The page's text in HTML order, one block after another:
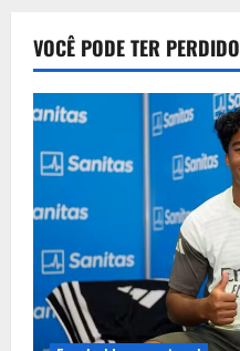
VOCÊ PODE TER PERDIDO